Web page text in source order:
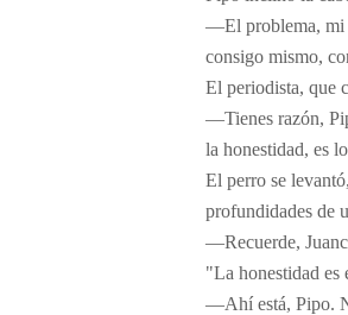
​—El problema, mi
consigo mismo,
​El periodista, que
​—Tienes razón,
la honestidad, es
​El perro se
profundidades de
​—Recuerde,
​"La honestidad
​—Ahí está, Pipo.